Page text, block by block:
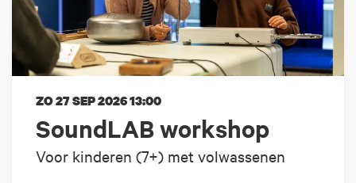
SoundLAB workshop
Voor kinderen (7+) met volwassenen
ZO 27 SEP 202613:00